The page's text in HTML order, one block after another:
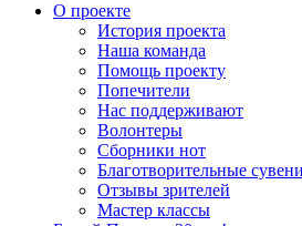
О проекте
История проекта
Наша команда
Помощь проекту
Попечители
Нас поддерживают
Волонтеры
Сборники нот
Благотворительные
Отзывы зрителей
Мастер классы